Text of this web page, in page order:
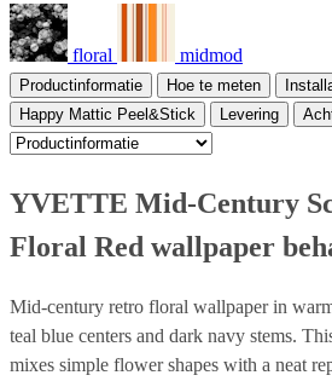
floral midmod
Productinformatie Hoe te meten
Happy Mattic Peel&Stick
Levering
YVETTE Mid-Century
Floral Red wallpaper
Mid-century retro floral wallpaper in
teal blue centers and dark navy stems.
mixes simple flower shapes with a neat